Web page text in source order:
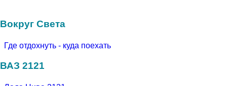
Вокруг Света
Где отдохнуть - куда поехать
ВАЗ 2121